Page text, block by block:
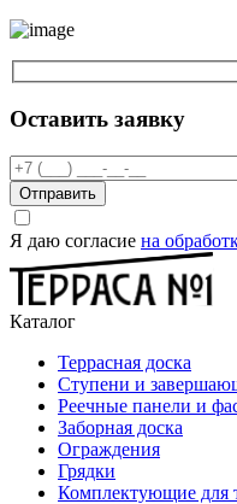
Оставить заявку
Отправить
Я даю согласие на
Каталог
Террасная доска
Ступени и
Реечные панели и
Заборная доска
Ограждения
Грядки
Комплектующие для